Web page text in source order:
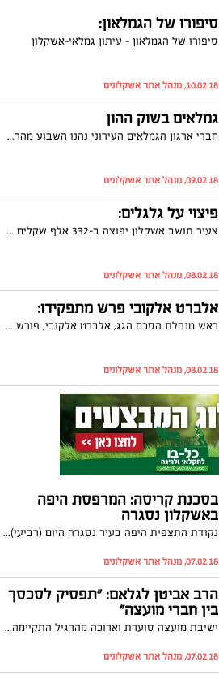
סיפורו של הגמלאון:
סיפורו של הגמלאון – עיתון גמלאי-אשקלון
10.02.18, מנהל אתר אשקלונים
גמלאים בשוק ההון
חברי ארגון הגמלאים העירוני נהנו השבוע מהרצאה של יועץ ההשקעות בשוק ההון, חן תווינה מחברת "כיוון". בהרצאה הסביר תווינה כיצד מתנהל שוק ההון, איפה בטוח להשקיע כסף, מה זה קרנות נאמנות ומהן המגמות בשוק ההון לאורך השנים. הגמלאים הביעו עניין רב ושאלו המון שאלות גם את היועצים נוספים שהגיעו לתת ההרצאה הבאה תתקיים בתאריך 18.2.18 בבית העם בשעה 10:00 בנושא תיקון 190 למס הכנסה שמדבר על הטבות נקודתיות לגמלאים. יהיה מעניין!
09.02.18, מנהל אתר אשקלונים
פיצוי על גלגלים:
צעיר תושב אשקלון יפוצה ב-332 אלף שקלים לאחר שנפגע בברכו עקב תאונת אופניים. את האיש ייצג עו"ד אייל כהן
08.02.18, מנהל אתר אשקלונים
אלברט אלקובי פרש מתפקידו:
ראש מנהלת הסכם הגג, אלברט אלקובי, פורש מתפקידו חודשים בודדים לאחר היבחרו. בקרוב יפורסם מכרז חדש לתפקיד
08.02.18, מנהל אתר אשקלונים
בסכנת קריסה: המרפסת היפה
באשקלון נסגרה
נקודת התצפית היפה בעיר נסגרה היום (רביעי) בגלל סכנת מפולת. למרות הניסיונות למנוע את קריסת המצוק, נראה כי עדיין אין פתרון ממשי באופק
07.02.18, מנהל אתר אשקלונים
הרב אביטן לגלאם: "תפסיק לסכסך
בין חברי מועצה"
ישיבת מועצה סוערת וארוכה מהרגיל התקיימה השבוע. חברי האופוזיציה מתחו ביקורת נוקבת על התנהלות העירייה במסגרת ישיבת מועצה שלא מו המניין שזומנה על ידם. בפתח הישיבה חשף הרב יעקב אביטן, שיחות שהתקיימו לפני הישיבה ואמר לתומר גלאם: "למה לנסות לסכסך בין חברים ובפרט באותה סיעה"
07.02.18, מנהל אתר אשקלונים